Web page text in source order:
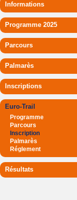
Informations
Programme 2025
Parcours
Palmarès
Inscriptions
Euro-Trail
Programme
Parcours
Inscription
Palmarès
Réglement
Résultats